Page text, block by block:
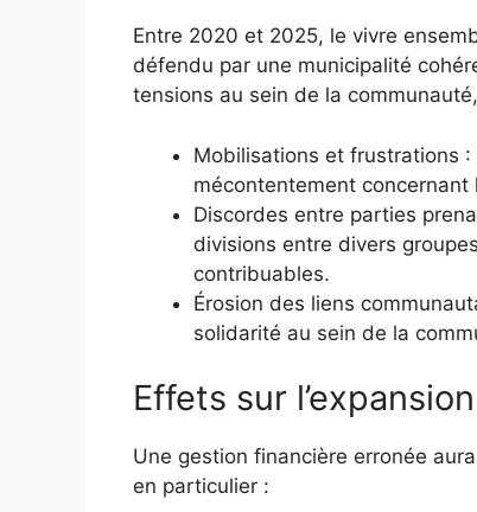
Entre 2020 et 2025, le vivre
défendu par une municipalité
tensions au sein de la
Mobilisations et frustrations
mécontentement concernant
Discordes entre parties
divisions entre divers
contribuables.
Érosion des liens
solidarité au sein de la
Effets sur
Une gestion financière erronée
en particulier :